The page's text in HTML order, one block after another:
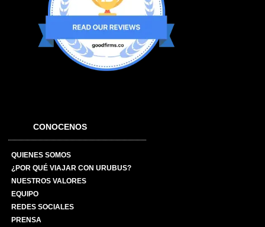
CONOCENOS
QUIENES SOMOS
¿POR QUÉ VIAJAR CON URUBUS?
NUESTROS VALORES
EQUIPO
REDES SOCIALES
PRENSA